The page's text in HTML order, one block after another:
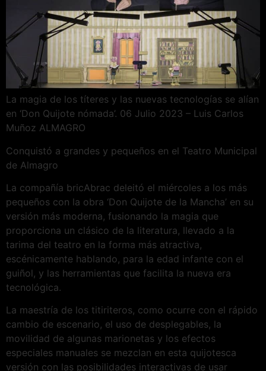
La magia de los títeres y las nuevas tecnologías se alían
en ‘Don Quijote nómada’. 06 Julio 2023 – Luis Carlos
Muñoz ALMAGRO
Conquistó a grandes y pequeños en el Teatro Municipal
de Almagro
La compañía bricAbrac deleitó el miércoles a los más
pequeños con la obra ‘Don Quijote de la Mancha’ en su
versión más moderna, fusionando la magia que
proporciona un clásico de la literatura, llevado a la
tarima del teatro en la forma más atractiva,
escénicamente hablando, para la edad infante con el
guiñol, y las herramientas que facilita la nueva era
tecnológica.
La maestría de los titiriteros, como ocurre con el rápido
cambio de escenario, el uso de desplegables, la
movilidad de algunas marionetas y los efectos
especiales manuales se mezclan en esta quijotesca
versión con las posibilidades interactivas de usar